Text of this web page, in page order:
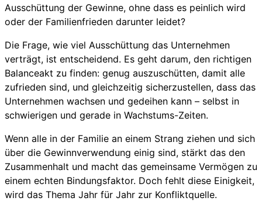
Ausschüttung der Gewinne, ohne dass es peinlich wird
oder der Familienfrieden darunter leidet?
Die Frage, wie viel Ausschüttung das Unternehmen
verträgt, ist entscheidend. Es geht darum, den richtigen
Balanceakt zu finden: genug auszuschütten, damit alle
zufrieden sind, und gleichzeitig sicherzustellen, dass das
Unternehmen wachsen und gedeihen kann – selbst in
schwierigen und gerade in Wachstums-Zeiten.
Wenn alle in der Familie an einem Strang ziehen und sich
über die Gewinnverwendung einig sind, stärkt das den
Zusammenhalt und macht das gemeinsame Vermögen zu
einem echten Bindungsfaktor. Doch fehlt diese Einigkeit,
wird das Thema Jahr für Jahr zur Konfliktquelle.